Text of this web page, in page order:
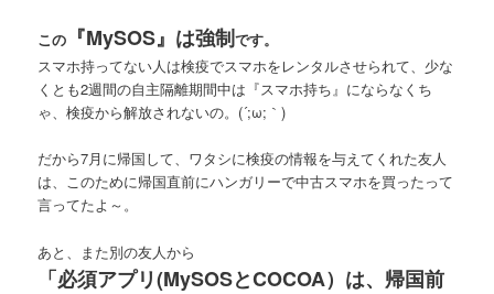
この 『MySOS』は強制です。
スマホ持ってない人は検疫でスマホをレンタルさせられて、少な
くとも2週間の自主隔離期間中は『スマホ持ち』にならなくち
ゃ、検疫から解放されないの。(´;ω;｀)
だから7月に帰国して、ワタシに検疫の情報を与えてくれた友人
は、このために帰国直前にハンガリーで中古スマホを買ったって
言ってたよ～。
あと、また別の友人から
「必須アプリ(MySOSとCOCOA）は、帰国前